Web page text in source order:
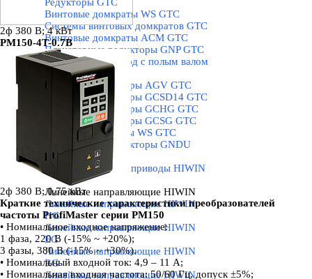
Винтовые домкраты WS GTC
Системы винтовых домкратов GTC
Винтовые домкраты ACM GTC
Планетарные редукторы GNP GTC
Поворотный привод с полым валом
GTC
Волновые редукторы AGV GTC
Волновые редукторы GCSD14 GTC
Волновые редукторы GCHG GTC
Волновые редукторы GCSG GTC
Угловые редукторы WS GTC
Планетарные редукторы GNDU
GTC
Редукторы и сервоприводы HIWIN
Редукторы HIWIN
Линейные направляющие HIWIN
Линейные направляющие HIWIN
HG
Линейные направляющие HIWIN
EG
Линейные направляющие HIWIN
RG
Линейные направляющие HIWIN
2ф 380 В; 4 кВт
PM150-4T-0.7B
2ф 380 В; 0,75 кВт
Краткие технические характеристики преобразователей
частоты ProfiMaster серии PM150
• Номинальное входное напряжение:
1 фаза, 220 В (-15% ~ +20%);
3 фазы, 380 В (-15% ~ +30%).
• Номинальный входной ток: 4,9 – 11 А;
• Номинальная входная частота: 50/60 Гц, допуск ±5%;